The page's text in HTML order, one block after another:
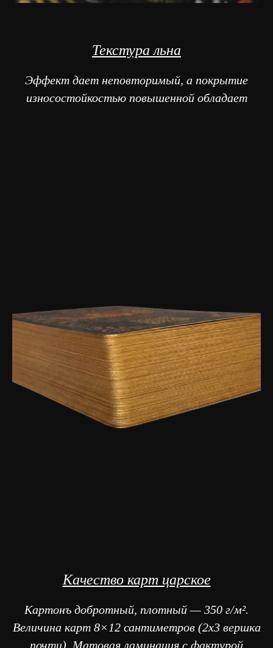
Текстура льна
Эффект дает неповторимый, а покрытие
износостойкостью повышенной обладает
Качество карт царское
Картонъ добротный, плотный — 350 г/м².
Величина карт 8×12 сантиметров (2x3 вершка
почти). Матовая ламинация с фактурой